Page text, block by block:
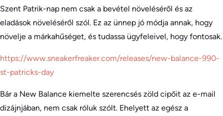
Szent Patrik-nap nem csak a bevétel növeléséről és az
eladások növeléséről szól. Ez az ünnep jó módja annak, hogy
növelje a márkahűséget, és tudassa ügyfeleivel, hogy fontosak.
https://www.sneakerfreaker.com/releases/new-balance-990-
st-patricks-day
Bár a New Balance kiemelte szerencsés zöld cipőit az e-mail
dizájnjában, nem csak róluk szólt. Ehelyett az egész a